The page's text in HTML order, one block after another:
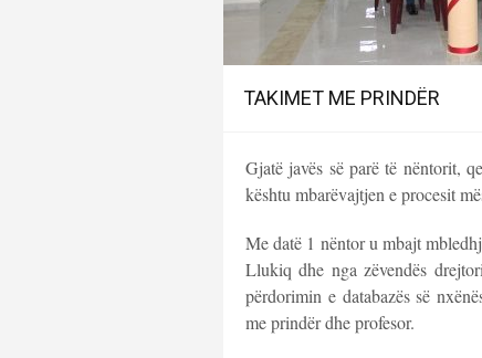
TAKIMET ME PRINDËR
Gjatë javës së parë të nëntorit,
kështu mbarëvajtjen e procesit
Me datë 1 nëntor u mbajt
Llukiq dhe nga zëvendës
përdorimin e databazës së
me prindër dhe profesor.